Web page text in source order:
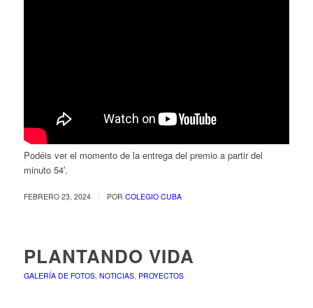
Podéis ver el momento de la entrega del premio a partir del
minuto 54′.
FEBRERO 23, 2024 / POR COLEGIO CUBA
PLANTANDO VIDA
GALERÍA DE FOTOS, NOTICIAS, PROYECTOS